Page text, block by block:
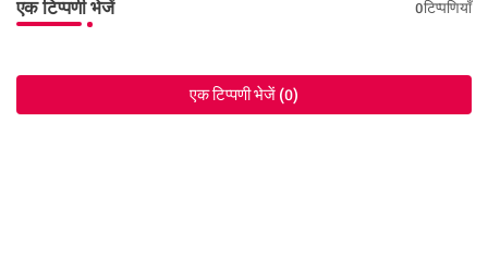
एक टिप्पणी भेजें 0टिप्पणियाँ
एक टिप्पणी भेजें (0)